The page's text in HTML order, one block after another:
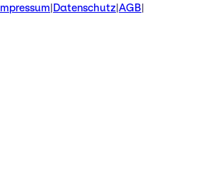
Impressum Datenschutz AGB